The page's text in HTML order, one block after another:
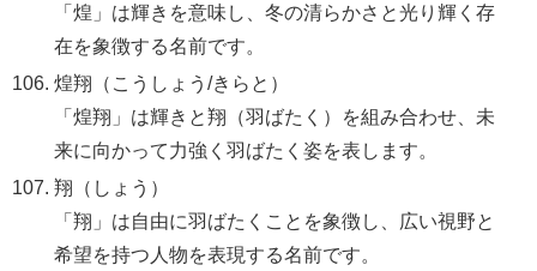
「煌」は輝きを意味し、冬の清らかさと光り輝く存
在を象徴する名前です。
煌翔（こうしょう/きらと）
「煌翔」は輝きと翔（羽ばたく）を組み合わせ、未
来に向かって力強く羽ばたく姿を表します。
翔（しょう）
「翔」は自由に羽ばたくことを象徴し、広い視野と
希望を持つ人物を表現する名前です。